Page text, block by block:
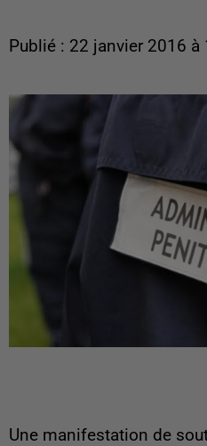
Publié : 22 janvier 2016 à
Une manifestation de